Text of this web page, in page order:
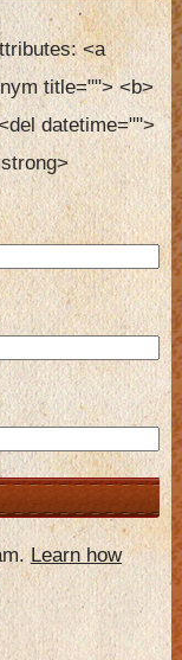
<a
title=""> <b>
datetime="">
Learn how